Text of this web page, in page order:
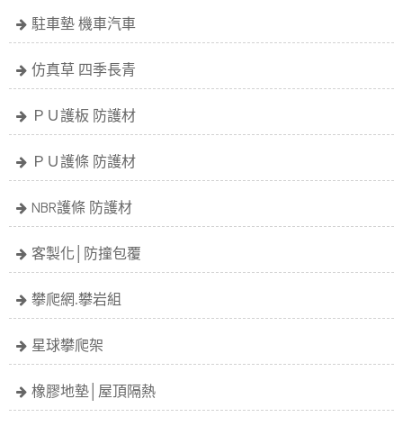
駐車墊 機車汽車
仿真草 四季長青
ＰＵ護板 防護材
ＰＵ護條 防護材
NBR護條 防護材
客製化│防撞包覆
攀爬網.攀岩組
星球攀爬架
橡膠地墊│屋頂隔熱